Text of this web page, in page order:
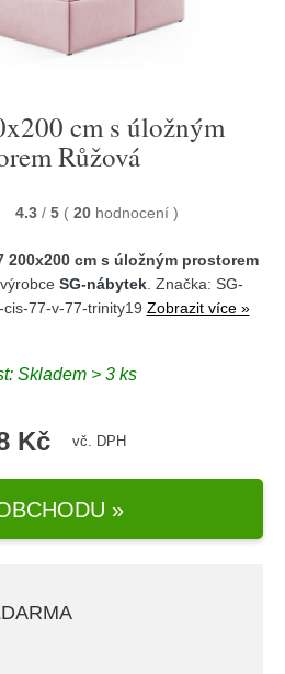
cm s úložným
Růžová
4.3 / 5 ( 20 hodnocení )
200x200 cm s úložným prostorem
SG-nábytek . Značka: SG-
77-v-77-trinity19 Zobrazit více »
Skladem > 3 ks
Kč vč. DPH
»